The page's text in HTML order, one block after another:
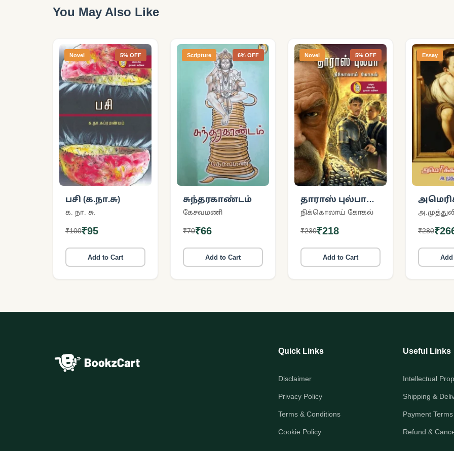
You May Also Like
Novel 5% OFF
பசி (க.நா.சு)
க. நா. சு.
₹100₹95
Add to Cart
Scripture 6% OFF
சுந்தரகாண்டம்
கேசவமணி
₹70₹66
Add to Cart
Novel 5% OFF
தாராஸ் புல்பா
(நற்றிணை)
நிக்கொலாய் கோகல்
₹230₹218
Add to Cart
Essay
₹280
Quick Links
Disclaimer
Privacy Policy
Terms & Conditions
Cookie Policy
Useful Links
Intellectual
Shipping &
Payment Terms
Refund &